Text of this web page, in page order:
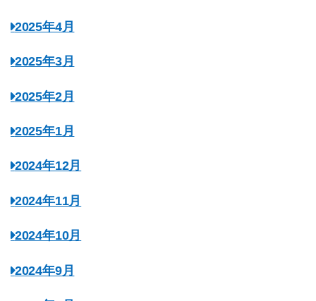
2025年4月
2025年3月
2025年2月
2025年1月
2024年12月
2024年11月
2024年10月
2024年9月